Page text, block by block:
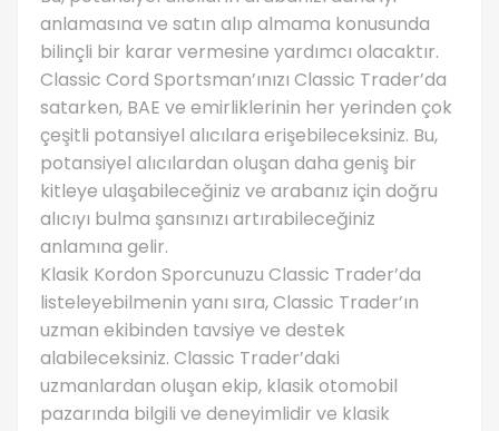
anlamasına ve satın alıp almama konusunda
bilinçli bir karar vermesine yardımcı olacaktır.
Classic Cord Sportsman’ınızı Classic Trader’da
satarken, BAE ve emirliklerinin her yerinden çok
çeşitli potansiyel alıcılara erişebileceksiniz. Bu,
potansiyel alıcılardan oluşan daha geniş bir
kitleye ulaşabileceğiniz ve arabanız için doğru
alıcıyı bulma şansınızı artırabileceğiniz
anlamına gelir.
Klasik Kordon Sporcunuzu Classic Trader’da
listeleyebilmenin yanı sıra, Classic Trader’ın
uzman ekibinden tavsiye ve destek
alabileceksiniz. Classic Trader’daki
uzmanlardan oluşan ekip, klasik otomobil
pazarında bilgili ve deneyimlidir ve klasik